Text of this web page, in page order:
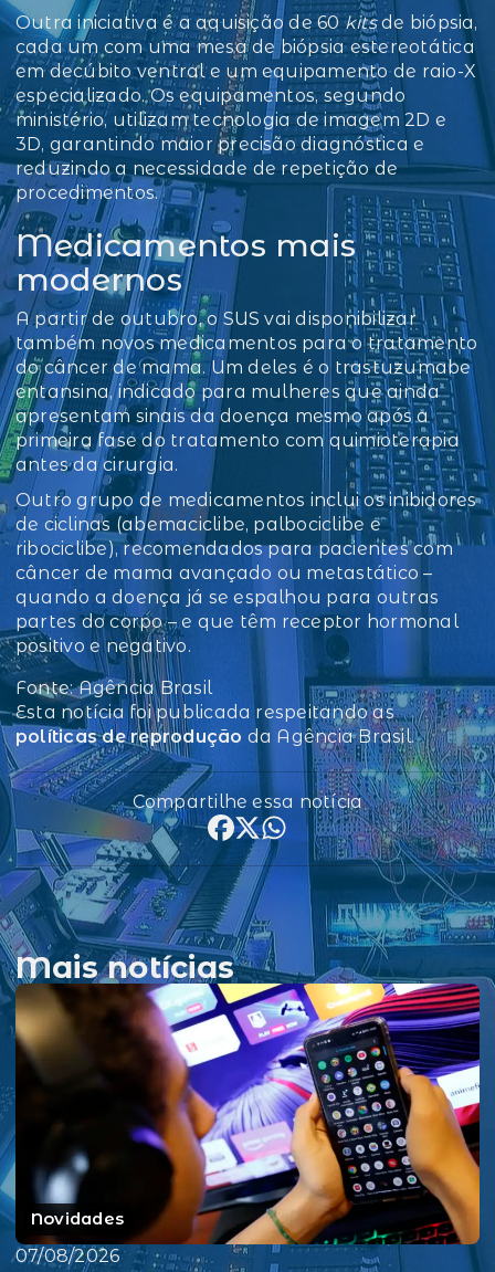
Outra iniciativa é a aquisição de 60 kitsde biópsia,
cada um com uma mesa de biópsia estereotática
em decúbito ventral e um equipamento de raio-X
especializado. Os equipamentos, segundo
ministério, utilizam tecnologia de imagem 2D e
3D, garantindo maior precisão diagnóstica e
reduzindo a necessidade de repetição de
procedimentos.
Medicamentos mais
modernos
A partir de outubro, o SUS vai disponibilizar
também novos medicamentos para o tratamento
do câncer de mama. Um deles é o trastuzumabe
entansina, indicado para mulheres que ainda
apresentam sinais da doença mesmo após a
primeira fase do tratamento com quimioterapia
antes da cirurgia.
Outro grupo de medicamentos inclui os inibidores
de ciclinas (abemaciclibe, palbociclibe e
ribociclibe), recomendados para pacientes com
câncer de mama avançado ou metastático –
quando a doença já se espalhou para outras
partes do corpo – e que têm receptor hormonal
positivo e negativo.
Fonte: Agência Brasil
Esta notícia foi publicada respeitando as
políticas de reprodução da Agência Brasil.
Compartilhe essa notícia
Mais notícias
Novidades
07/08/2026